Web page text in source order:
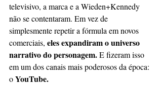
televisivo, a marca e a Wieden+Kennedy
não se contentaram. Em vez de
simplesmente repetir a fórmula em novos
comerciais, eles expandiram o universo
narrativo do personagem. E fizeram isso
em um dos canais mais poderosos da época:
o YouTube.